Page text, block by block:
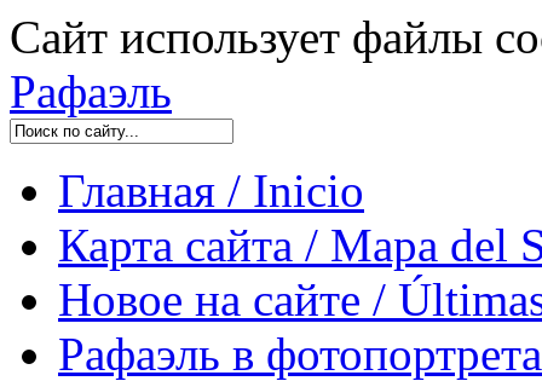
Сайт использует файлы
Рафаэль
Главная / Inicio
Карта сайта / Mapa del
Новое на сайте /
Рафаэль в